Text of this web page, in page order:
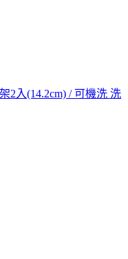
2入(14.2cm) / 可機洗 洗